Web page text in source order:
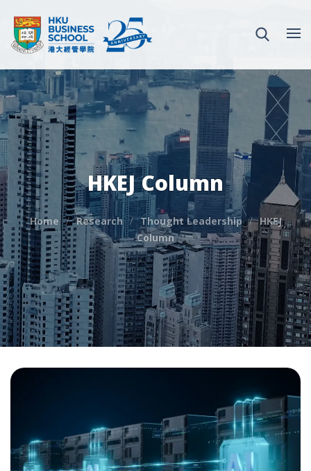
HKEJ Column
Home Research Thought Leadership
HKEJ
Column